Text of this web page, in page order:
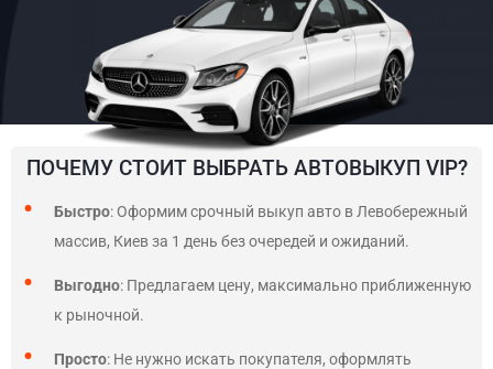
ПОЧЕМУ СТОИТ ВЫБРАТЬ АВТОВЫКУП VIP?
Быстро: Оформим срочный выкуп авто в Левобережный
массив, Киев за 1 день без очередей и ожиданий.
Выгодно: Предлагаем цену, максимально приближенную
к рыночной.
Просто: Не нужно искать покупателя, оформлять